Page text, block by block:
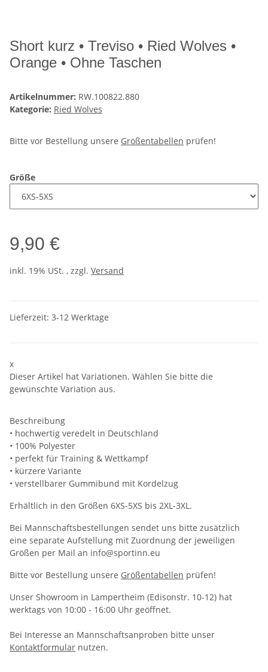
Short kurz • Treviso • Ried Wolves •
Orange • Ohne Taschen
Artikelnummer: RW.100822.880
Kategorie: Ried Wolves
Bitte vor Bestellung unsere Größentabellen prüfen!
Größe
9,90 €
inkl. 19% USt. , zzgl. Versand
Lieferzeit: 3-12 Werktage
x
Dieser Artikel hat Variationen. Wählen Sie bitte die
gewünschte Variation aus.
Beschreibung
• hochwertig veredelt in Deutschland
• 100% Polyester
• perfekt für Training & Wettkampf
• kürzere Variante
• verstellbarer Gummibund mit Kordelzug
Erhältlich in den Größen 6XS-5XS bis 2XL-3XL.
Bei Mannschaftsbestellungen sendet uns bitte zusätzlich
eine separate Aufstellung mit Zuordnung der jeweiligen
Größen per Mail an info@sportinn.eu
Bitte vor Bestellung unsere Größentabellen prüfen!
Unser Showroom in Lampertheim (Edisonstr. 10-12) hat
werktags von 10:00 - 16:00 Uhr geöffnet.
Bei Interesse an Mannschaftsanproben bitte unser
Kontaktformular nutzen.